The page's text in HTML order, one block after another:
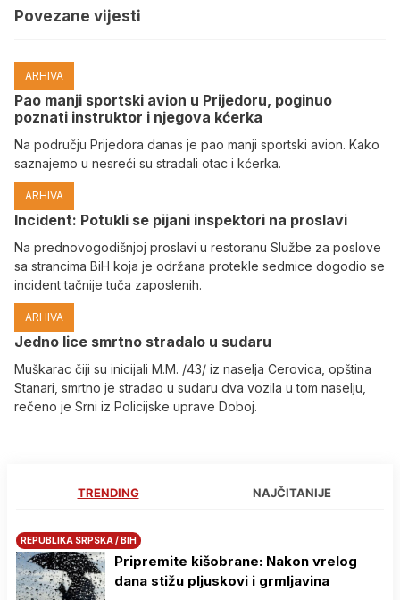
Povezane vijesti
ARHIVA
Pao manji sportski avion u Prijedoru, poginuo
poznati instruktor i njegova kćerka
Na području Prijedora danas je pao manji sportski avion. Kako
saznajemo u nesreći su stradali otac i kćerka.
ARHIVA
Incident: Potukli se pijani inspektori na proslavi
Na prednovogodišnjoj proslavi u restoranu Službe za poslove
sa strancima BiH koja je održana protekle sedmice dogodio se
incident tačnije tuča zaposlenih.
ARHIVA
Јedno lice smrtno stradalo u sudaru
Muškarac čiji su inicijali M.M. /43/ iz naselja Cerovica, opština
Stanari, smrtno je stradao u sudaru dva vozila u tom naselju,
rečeno je Srni iz Policijske uprave Doboj.
TRENDING NAJČITANIJE
REPUBLIKA SRPSKA / BIH
Pripremite kišobrane: Nakon vrelog
dana stižu pljuskovi i grmljavina